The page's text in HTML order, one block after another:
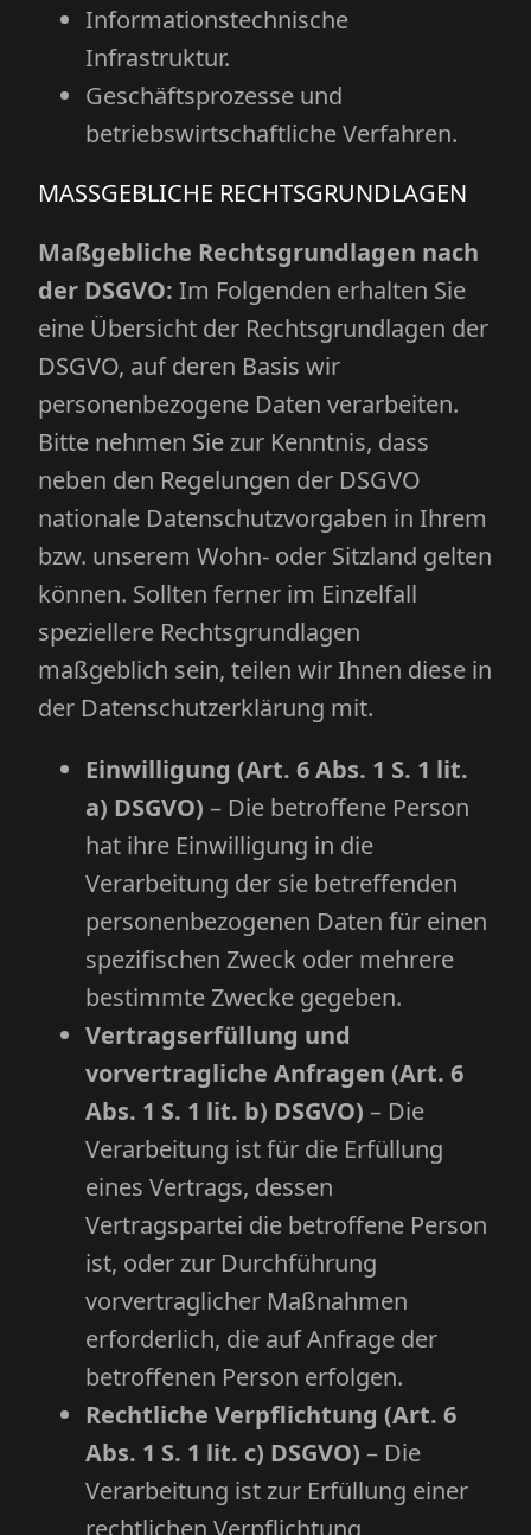
Informationstechnische
Infrastruktur.
Geschäftsprozesse und
betriebswirtschaftliche Verfahren.
MASSGEBLICHE RECHTSGRUNDLAGEN
Maßgebliche Rechtsgrundlagen nach
der DSGVO: Im Folgenden erhalten Sie
eine Übersicht der Rechtsgrundlagen der
DSGVO, auf deren Basis wir
personenbezogene Daten verarbeiten.
Bitte nehmen Sie zur Kenntnis, dass
neben den Regelungen der DSGVO
nationale Datenschutzvorgaben in Ihrem
bzw. unserem Wohn- oder Sitzland gelten
können. Sollten ferner im Einzelfall
speziellere Rechtsgrundlagen
maßgeblich sein, teilen wir Ihnen diese in
der Datenschutzerklärung mit.
Einwilligung (Art. 6 Abs. 1 S. 1 lit.
a) DSGVO) – Die betroffene Person
hat ihre Einwilligung in die
Verarbeitung der sie betreffenden
personenbezogenen Daten für einen
spezifischen Zweck oder mehrere
bestimmte Zwecke gegeben.
Vertragserfüllung und
vorvertragliche Anfragen (Art. 6
Abs. 1 S. 1 lit. b) DSGVO) – Die
Verarbeitung ist für die Erfüllung
eines Vertrags, dessen
Vertragspartei die betroffene Person
ist, oder zur Durchführung
vorvertraglicher Maßnahmen
erforderlich, die auf Anfrage der
betroffenen Person erfolgen.
Rechtliche Verpflichtung (Art. 6
Abs. 1 S. 1 lit. c) DSGVO) – Die
Verarbeitung ist zur Erfüllung einer